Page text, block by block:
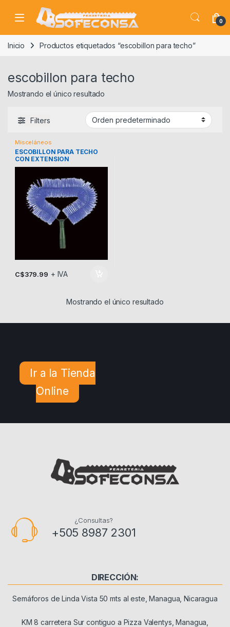
Skip to navigation
Skip to content
0
Inicio Productos etiquetados “escobillon para techo”
escobillon para techo
Mostrando el único resultado
Filters
Misceláneos
ESCOBILLON PARA TECHO
CON EXTENSION
C$379.99 + IVA
Mostrando el único resultado
Ir a la Tienda
Online
¿Consultas?
+505 8987 2301
DIRECCIÓN:
Semáforos de Linda Vista 50 mts al este, Managua, Nicaragua
KM 8 carretera Sur contiguo a Pizza Valentys, Managua,